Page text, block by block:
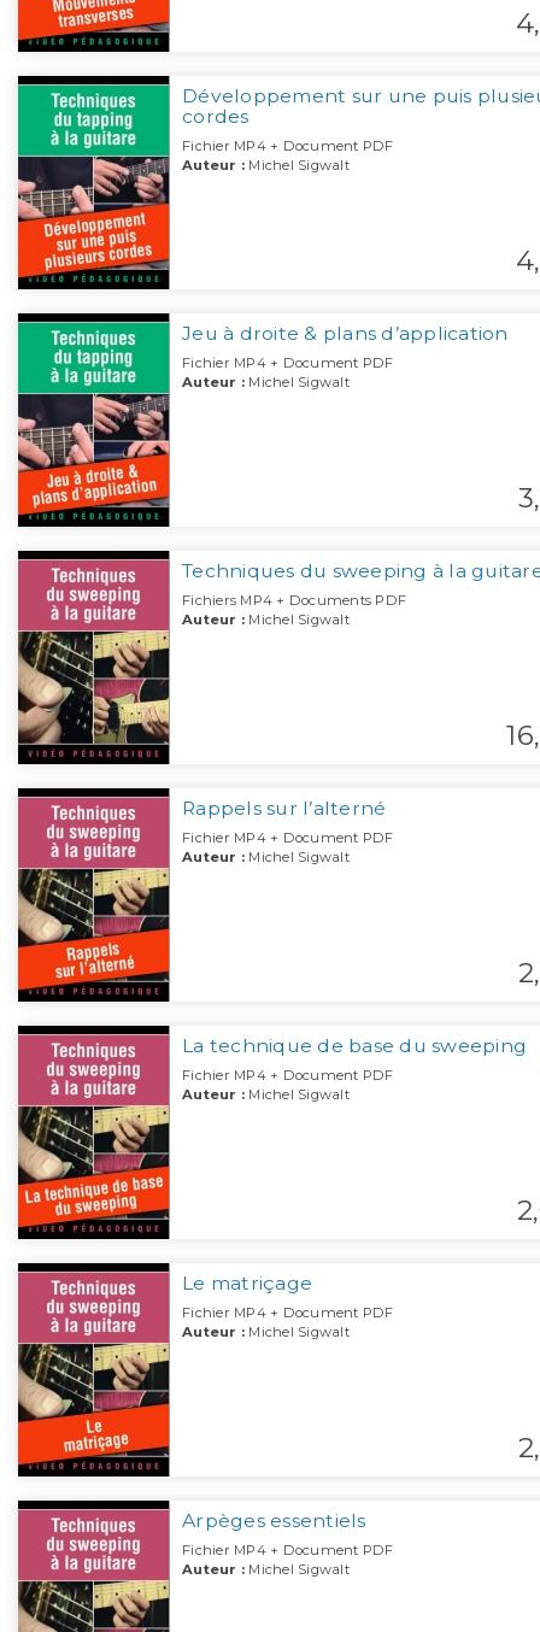
4,
Développement sur une puis
cordes
Fichier MP4 + Document PDF
Auteur : Michel Sigwalt
4,
Jeu à droite & plans d’application
Fichier MP4 + Document PDF
Auteur : Michel Sigwalt
3,
Techniques du sweeping à la
Fichiers MP4 + Documents PDF
Auteur : Michel Sigwalt
16,
Rappels sur l’alterné
Fichier MP4 + Document PDF
Auteur : Michel Sigwalt
2,
La technique de base du sweeping
Fichier MP4 + Document PDF
Auteur : Michel Sigwalt
2,
Le matriçage
Fichier MP4 + Document PDF
Auteur : Michel Sigwalt
2,
Arpèges essentiels
Fichier MP4 + Document PDF
Auteur : Michel Sigwalt